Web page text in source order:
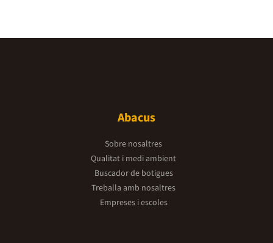
Abacus
Sobre nosaltres
Qualitat i medi ambient
Buscador de botigues
Treballa amb nosaltres
Empreses i escoles